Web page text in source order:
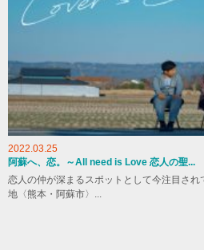
2022.03.25
阿蘇へ、恋。～All need is Love 恋人の聖...
恋人の仲が深まるスポットとして今注目され
地〈熊本・阿蘇市〉...